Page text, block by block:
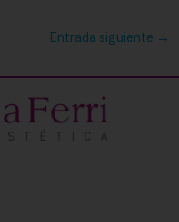
Entrada siguiente →